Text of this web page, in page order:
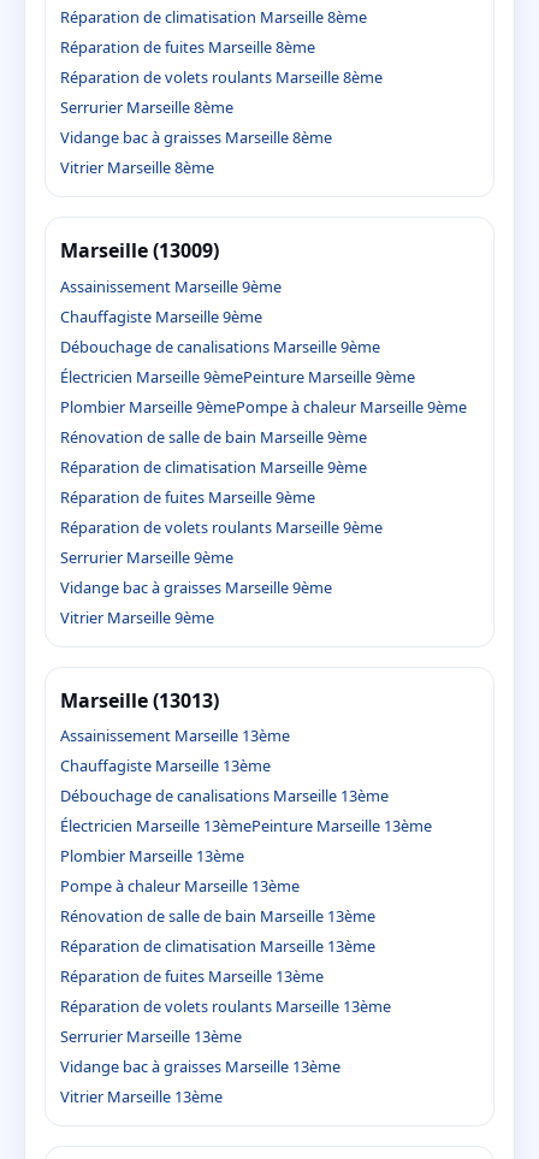
Réparation de climatisation Marseille 8ème
Réparation de fuites Marseille 8ème
Réparation de volets roulants Marseille 8ème
Serrurier Marseille 8ème
Vidange bac à graisses Marseille 8ème
Vitrier Marseille 8ème
Marseille (13009)
Assainissement Marseille 9ème
Chauffagiste Marseille 9ème
Débouchage de canalisations Marseille 9ème
Électricien Marseille 9èmePeinture Marseille 9ème
Plombier Marseille 9èmePompe à chaleur Marseille 9ème
Rénovation de salle de bain Marseille 9ème
Réparation de climatisation Marseille 9ème
Réparation de fuites Marseille 9ème
Réparation de volets roulants Marseille 9ème
Serrurier Marseille 9ème
Vidange bac à graisses Marseille 9ème
Vitrier Marseille 9ème
Marseille (13013)
Assainissement Marseille 13ème
Chauffagiste Marseille 13ème
Débouchage de canalisations Marseille 13ème
Électricien Marseille 13èmePeinture Marseille 13ème
Plombier Marseille 13ème
Pompe à chaleur Marseille 13ème
Rénovation de salle de bain Marseille 13ème
Réparation de climatisation Marseille 13ème
Réparation de fuites Marseille 13ème
Réparation de volets roulants Marseille 13ème
Serrurier Marseille 13ème
Vidange bac à graisses Marseille 13ème
Vitrier Marseille 13ème